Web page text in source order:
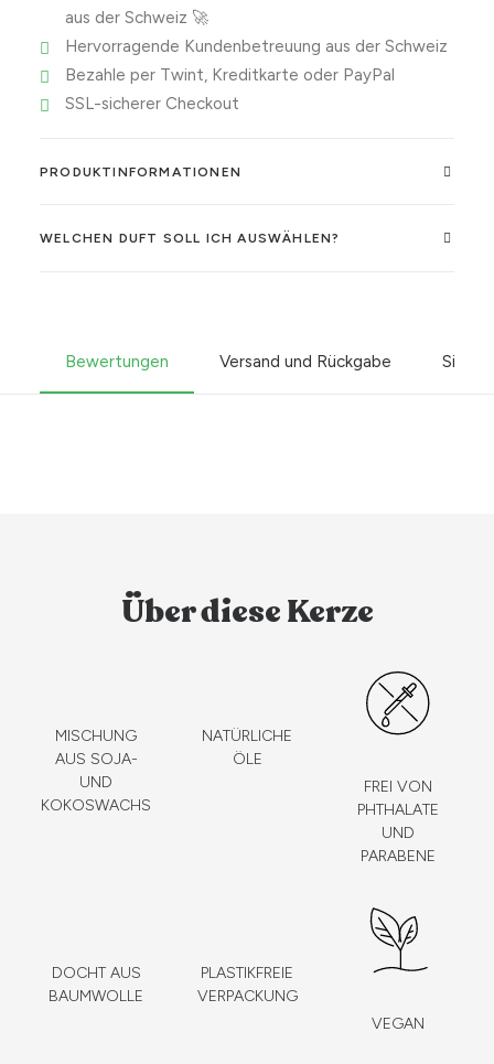
aus der Schweiz 🚀
Hervorragende Kundenbetreuung aus der Schweiz
Bezahle per Twint, Kreditkarte oder PayPal
SSL-sicherer Checkout
PRODUKTINFORMATIONEN
WELCHEN DUFT SOLL ICH AUSWÄHLEN?
Bewertungen Versand und Rückgabe
Über diese Kerze
MISCHUNG
AUS SOJA-
UND
KOKOSWACHS
NATÜRLICHE
ÖLE
FREI VON
PHTHALATE
UND
PARABENE
DOCHT AUS
BAUMWOLLE
PLASTIKFREIE
VERPACKUNG
VEGAN